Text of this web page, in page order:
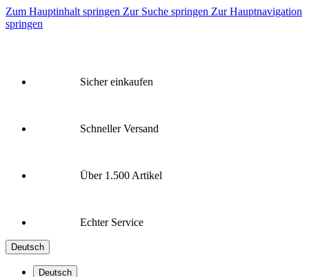
Zum Hauptinhalt springen Zur Suche springen Zur Hauptnavigation
springen
Sicher einkaufen
Schneller Versand
Über 1.500 Artikel
Echter Service
Deutsch
Deutsch